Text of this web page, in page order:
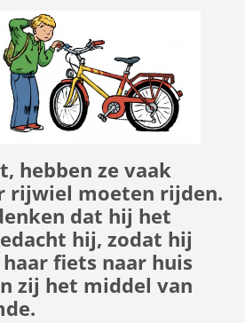
hebben ze vaak
rijwiel moeten rijden.
dat hij het
hij, zodat hij
fiets naar huis
zij het middel van